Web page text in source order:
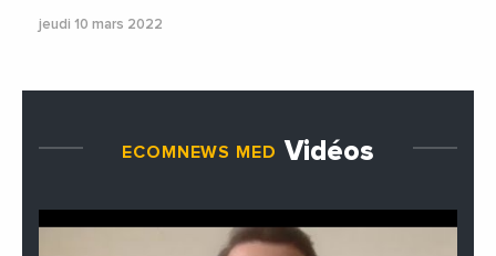
jeudi 10 mars 2022
ECOMNEWS MED Vidéos